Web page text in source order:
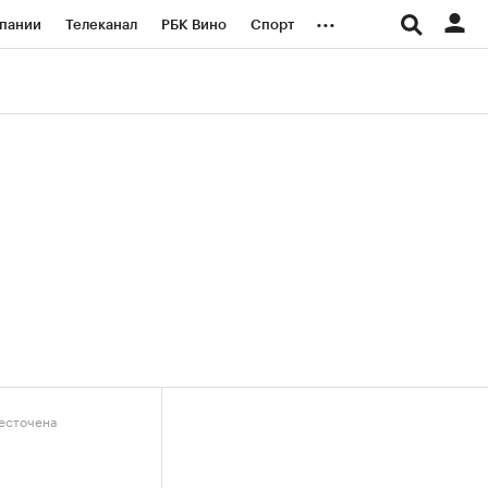
Телеканал РБК Вино Спорт ...